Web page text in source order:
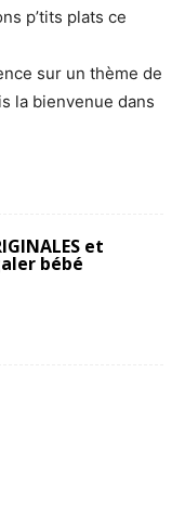
p’tits plats ce
sur un thème de
la bienvenue dans
et
bébé